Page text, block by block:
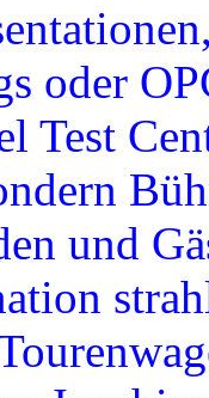
oder
Test
und